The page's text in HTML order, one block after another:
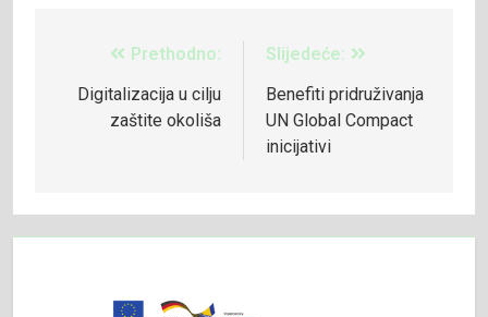
Prethodno:
Digitalizacija u cilju
zaštite okoliša
Slijedeće:
Benefiti pridruživanja
UN Global Compact
inicijativi